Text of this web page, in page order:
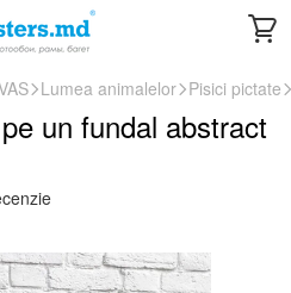
Lumea animalelor Pisici pictate
un fundal abstract